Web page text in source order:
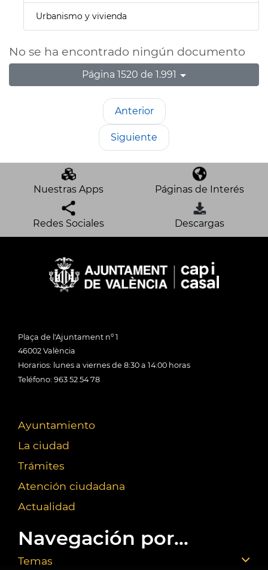
Urbanismo y vivienda
No se ha encontrado ningún documento
Página 1520 de 1.991
Anterior
Siguiente
Nuestras Apps Páginas de Interés
Redes Sociales Descargas
Plaça de l'Ajuntament nº 1
46002 València
Horarios: lunes a viernes de 8:30 a 14:00 horas
Teléfono: 963 52 54 78
Ayuntamiento
La ciudad
Trámites
Atención ciudadana
Actualidad
Navegación por...
Temas